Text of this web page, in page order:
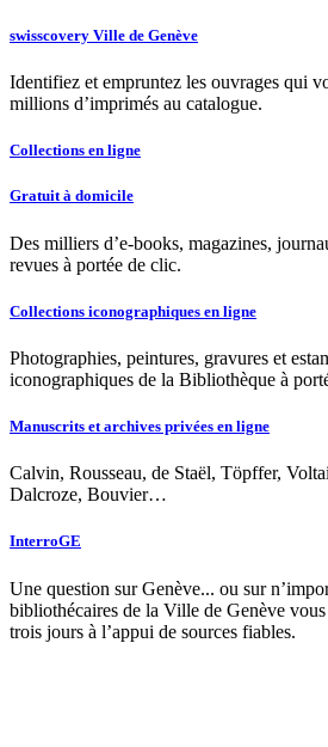
swisscovery Ville de Genève
Identifiez et empruntez les ouvrages qui
millions d’imprimés au catalogue.
Collections en ligne
Gratuit à domicile
Des milliers d’e-books, magazines,
revues à portée de clic.
Collections iconographiques en ligne
Photographies, peintures, gravures et
iconographiques de la Bibliothèque à
Manuscrits et archives privées en ligne
Calvin, Rousseau, de Staël, Töpffer,
Dalcroze, Bouvier…
InterroGE
Une question sur Genève... ou sur
bibliothécaires de la Ville de Genève
trois jours à l’appui de sources fiables.